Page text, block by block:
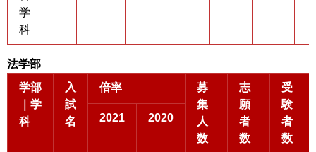
学
科
法学部
学部
｜学
科
入
試
名
倍率
募
集
人
数
志
願
者
数
受
験
者
数
2021 2020